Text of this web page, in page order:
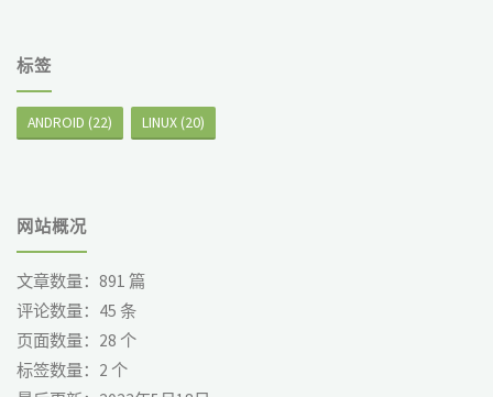
标签
ANDROID (22) LINUX (20)
网站概况
文章数量：891 篇
评论数量： 45 条
页面数量： 28 个
标签数量： 2 个